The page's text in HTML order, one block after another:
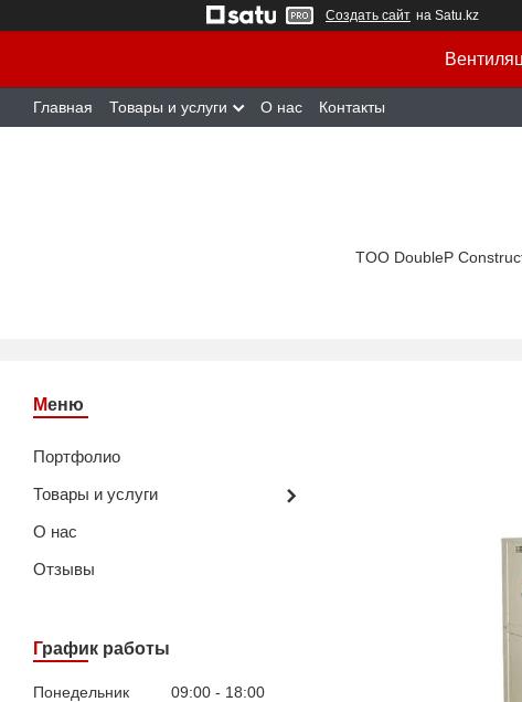
Создать сайт на Satu.kz
Главная Товары и услуги О нас Контакты
TOO DoubleP
Портфолио
Товары и услуги
О нас
Отзывы
График работы
Понедельник 09:00
18:00